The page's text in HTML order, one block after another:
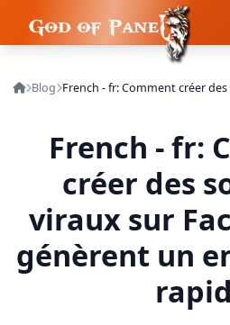
Blog
French - fr:
créer des
viraux sur
génèrent un